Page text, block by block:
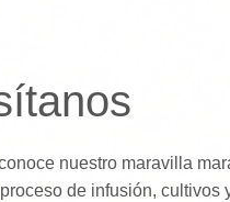
nuestro maravilla
de infusión, cultivos